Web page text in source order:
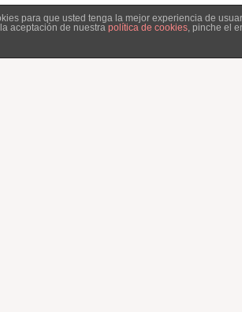
para que usted tenga la mejor experiencia de
aceptación de nuestra política de cookies , pinche el